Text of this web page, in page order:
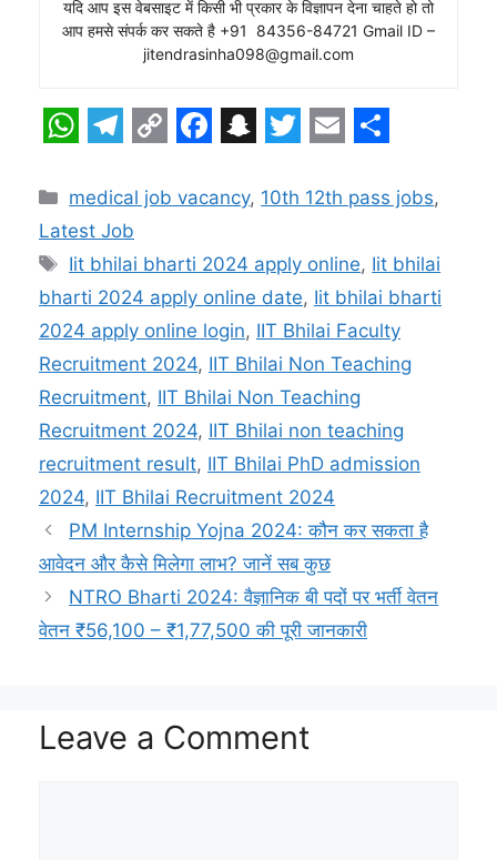
यदि आप इस वेबसाइट में किसी भी प्रकार के विज्ञापन देना चाहते हो तो
आप हमसे संपर्क कर सकते है +91 84356-84721 Gmail ID –
jitendrasinha098@gmail.com
h
a
t
s
A
p
p
e
l
e
g
r
a
m
o
p
y
L
i
n
k
a
e
b
o
o
k
n
p
c
h
a
t
w
t
t
e
r
m
i
l
h
r
e
Categories
medical job vacancy, 10th 12th pass jobs,
Latest Job
Tags
Iit bhilai bharti 2024 apply online, Iit bhilai
bharti 2024 apply online date, Iit bhilai bharti
2024 apply online login, IIT Bhilai Faculty
Recruitment 2024, IIT Bhilai Non Teaching
Recruitment, IIT Bhilai Non Teaching
Recruitment 2024, IIT Bhilai non teaching
recruitment result, IIT Bhilai PhD admission
2024, IIT Bhilai Recruitment 2024
PM Internship Yojna 2024: कौन कर सकता है
आवेदन और कैसे मिलेगा लाभ? जानें सब कुछ
NTRO Bharti 2024: वैज्ञानिक बी पदों पर भर्ती वेतन
वेतन ₹56,100 – ₹1,77,500 की पूरी जानकारी
Leave a Comment